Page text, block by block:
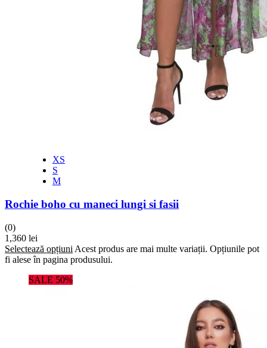
XS
S
M
Rochie boho cu maneci lungi si fasii
(0)
1,360 lei
Selectează opțiuni Acest produs are mai multe variații. Opțiunile pot
fi alese în pagina produsului.
SALE 50%